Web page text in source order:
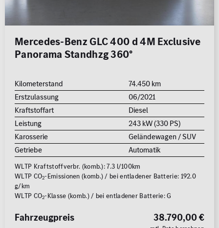
Mercedes-Benz GLC 400 d 4M Exclusive
Panorama Standhzg 360°
Kilometerstand
74.450 km
Erstzulassung
06/2021
Kraftstoffart
Diesel
Leistung
243 kW (330 PS)
Karosserie
Geländewagen / SUV
Getriebe
Automatik
WLTP Kraftstoffverbr. (komb.): 7.3 l/100km
WLTP CO2-Emissionen (komb.) / bei entladener Batterie: 192.0
g/km
WLTP CO2-Klasse (komb.) / bei entladener Batterie: G
38.790,00 €
Fahrzeugpreis